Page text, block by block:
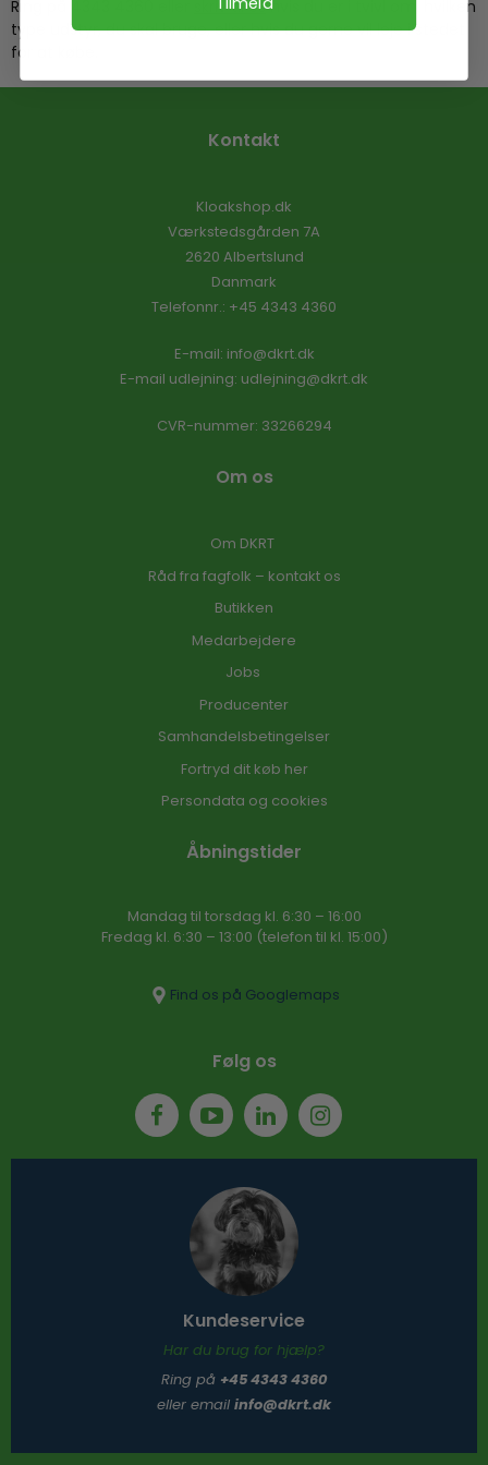
Ring på 4343 4360 eller
skriv til oshvis du er i tvivl om, hvilken
type udstyr, du skal bruge, eller hvis du gerne vil leje i stedet
for at købe.
Kontakt
Kloakshop.dk
Værkstedsgården 7A
2620 Albertslund
Danmark
Telefonnr.: +45 4343 4360
E-mail: info@dkrt.dk
E-mail udlejning: udlejning@dkrt.dk
CVR-nummer: 33266294
Om os
Om DKRT
Råd fra fagfolk – kontakt os
Butikken
Medarbejdere
Jobs
Producenter
Samhandelsbetingelser
Fortryd dit køb her
Persondata og cookies
Åbningstider
Mandag til torsdag kl. 6:30 – 16​:00
Fredag kl. 6:30 – 13:00 (telefon til kl. 15:00)​
Find os på Googlemaps
Følg os
Kundeservice
Har du brug for hjælp?
Ring på +45 4343 4360
eller email info@dkrt.dk